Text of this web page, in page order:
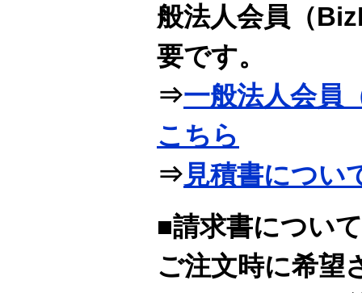
般法人会員（
要です。
⇒一般法人会員
こちら
⇒ 見積書につい
■請求書について
ご注文時に希望